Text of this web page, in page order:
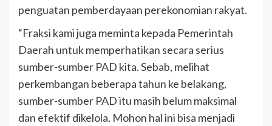
penguatan pemberdayaan perekonomian rakyat.
“Fraksi kami juga meminta kepada Pemerintah
Daerah untuk memperhatikan secara serius
sumber-sumber PAD kita. Sebab, melihat
perkembangan beberapa tahun ke belakang,
sumber-sumber PAD itu masih belum maksimal
dan efektif dikelola. Mohon hal ini bisa menjadi